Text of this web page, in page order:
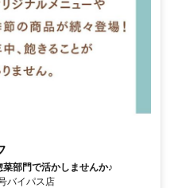
部門で活かしませんか♪
バイパス店